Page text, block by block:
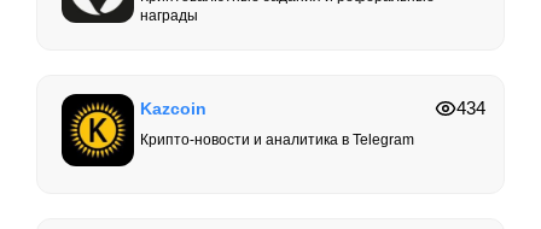
награды
Kazcoin
Крипто-новости и аналитика в Telegram
434